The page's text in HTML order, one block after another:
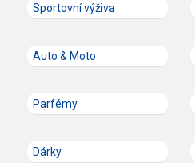
Sportovní výživa
Auto & Moto
Parfémy
Dárky